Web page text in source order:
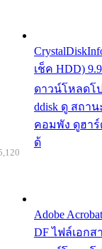
เช็ค HDD)
ดาวน์โหลดโ
ddisk ดู สถา
คอมพัง ดูฮาร์
ด้
Adobe
DF ไฟล์เอกส